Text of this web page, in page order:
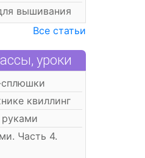
вышивания
Все статьи
уроки
квиллинг
Часть 4.